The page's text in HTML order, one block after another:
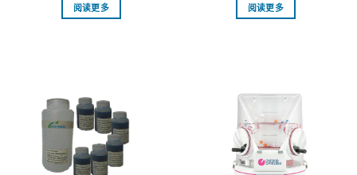
阅读更多 阅读更多